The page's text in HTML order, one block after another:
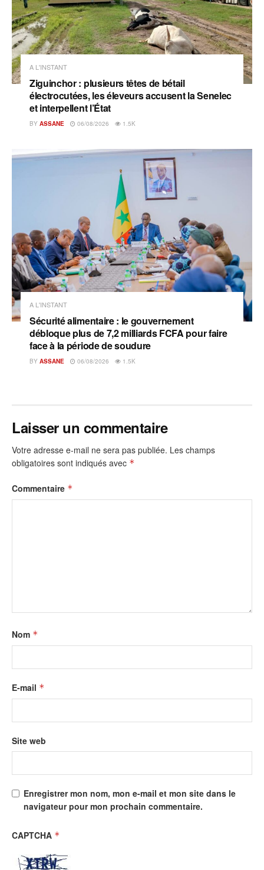
A L'INSTANT
Ziguinchor : plusieurs têtes de bétail
électrocutées, les éleveurs accusent la Senelec
et interpellent l’État
BY ASSANE 06/08/2026 1.5K
A L'INSTANT
Sécurité alimentaire : le gouvernement
débloque plus de 7,2 milliards FCFA pour faire
face à la période de soudure
BY ASSANE 06/08/2026 1.5K
Laisser un commentaire
Votre adresse e-mail ne sera pas publiée. Les champs
obligatoires sont indiqués avec *
Commentaire *
Nom *
E-mail *
Site web
Enregistrer mon nom, mon e-mail et mon site dans le
navigateur pour mon prochain commentaire.
CAPTCHA *